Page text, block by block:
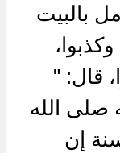
بالبيت
قال: "
صلى الله
إن